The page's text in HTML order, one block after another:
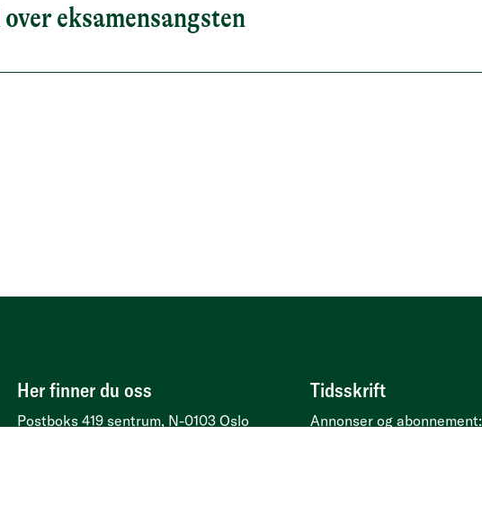
eksamensangsten
Her finner du oss
Postboks 419 sentrum, N-0103 Oslo
Tidsskrift
Annonser og abonnement: